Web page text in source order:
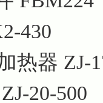
430
热器 ZJ-
20-500